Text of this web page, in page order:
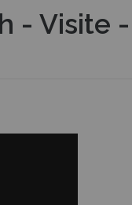
- Visite -